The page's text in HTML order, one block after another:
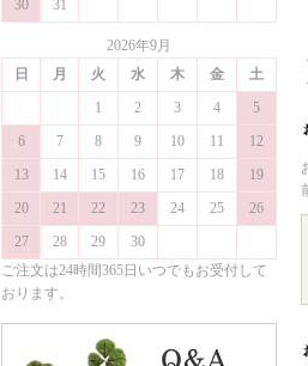
30
31
2026年9月
日
月 火 水 木 金
土
1
2 3 4
5
6
7 8 9 10 11
12
13
14 15 16 17 18
19
20
21 22 23 24 25
26
27
28 29
30
ご注文は24時間365日いつでもお受付して
おります。